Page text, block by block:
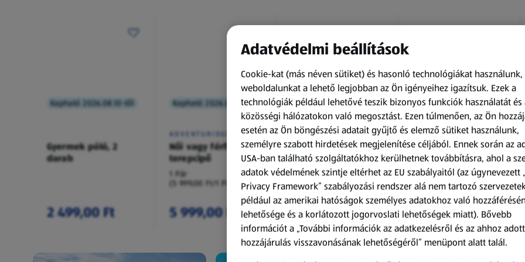
Kapható 2026.08.10-től
Gyermek póló, 2
darab
2 499,00 Ft
Kapható 2026.08.10-től
ADVENTURIDGE
Női vagy férfi
terepcipő
1 Pár
(5 999,00 Ft/1 Pár)
5 999,00 Ft
Kapható 2026.08.10-től
UP2FASHION MEN
Férfi pizsama
1 SOF
(1 999,00 Ft/1 SOF)
1 999,00 Ft
Kapható 2026.08.10-től
UP2FASHION WOMEN
Női kötött kardigán
1 darabonként
(2 799,00 Ft/1
darabonként)
2 799,00 Ft
Adatvédelmi beállítások
Cookie-kat (más néven sütiket) és hasonló technológiákat
weboldalunkat a lehető legjobban az Ön igényeihez igazítsuk. Ezek a
technológiák például lehetővé teszik bizonyos funkciók használatát és
közösségi hálózatokon való megosztást. Ezen túlmenően, az Ön
esetén az Ön böngészési adatait gyűjtő és elemző sütiket használunk,
személyre szabott hirdetések megjelenítése céljából. Ennek során az
USA-ban található szolgáltatókhoz kerülhetnek továbbításra, ahol a
adatok védelmének szintje eltérhet az EU szabályaitól (az úgynevezett
Privacy Framework” szabályozási rendszer alá nem tartozó
például az amerikai hatóságok személyes adatokhoz való
lehetősége és a korlátozott jogorvoslati lehetőségek miatt). Bővebb
információt a „További információk az adatkezelésről és az ahhoz adott
hozzájárulás visszavonásának lehetőségéről” menüpont alatt talál.